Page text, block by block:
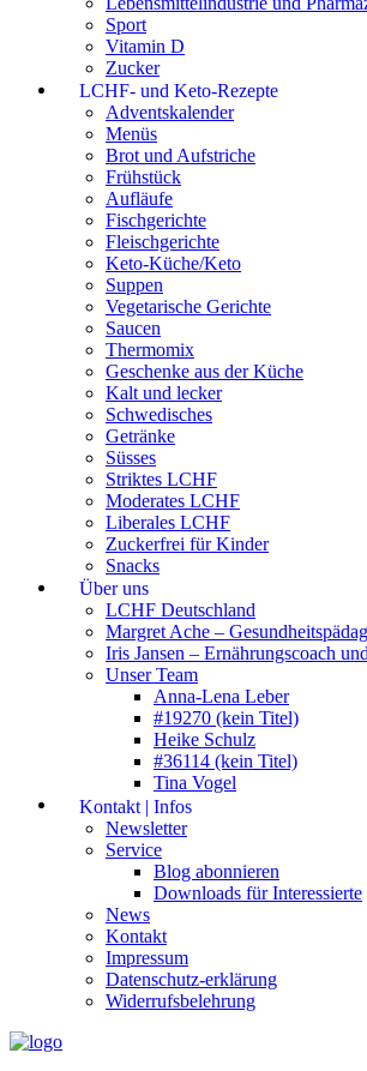
Sport
Vitamin D
Zucker
LCHF- und Keto-Rezepte
Adventskalender
Menüs
Brot und Aufstriche
Frühstück
Aufläufe
Fischgerichte
Fleischgerichte
Keto-Küche/Keto
Suppen
Vegetarische Gerichte
Saucen
Thermomix
Geschenke aus der Küche
Kalt und lecker
Schwedisches
Getränke
Süsses
Striktes LCHF
Moderates LCHF
Liberales LCHF
Zuckerfrei für Kinder
Snacks
Über uns
LCHF Deutschland
Margret Ache –
Iris Jansen – Ernährungscoach
Unser Team
Anna-Lena Leber
#19270 (kein Titel)
Heike Schulz
#36114 (kein Titel)
Tina Vogel
Kontakt | Infos
Newsletter
Service
Blog abonnieren
Downloads für Interessierte
News
Kontakt
Impressum
Datenschutz-erklärung
Widerrufsbelehrung